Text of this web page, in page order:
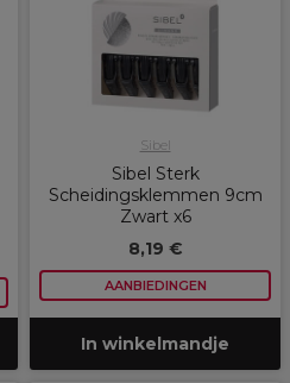
Sibel
Sibel Sterk
Scheidingsklemmen 9cm
Zwart x6
8,19 €
AANBIEDINGEN
In winkelmandje